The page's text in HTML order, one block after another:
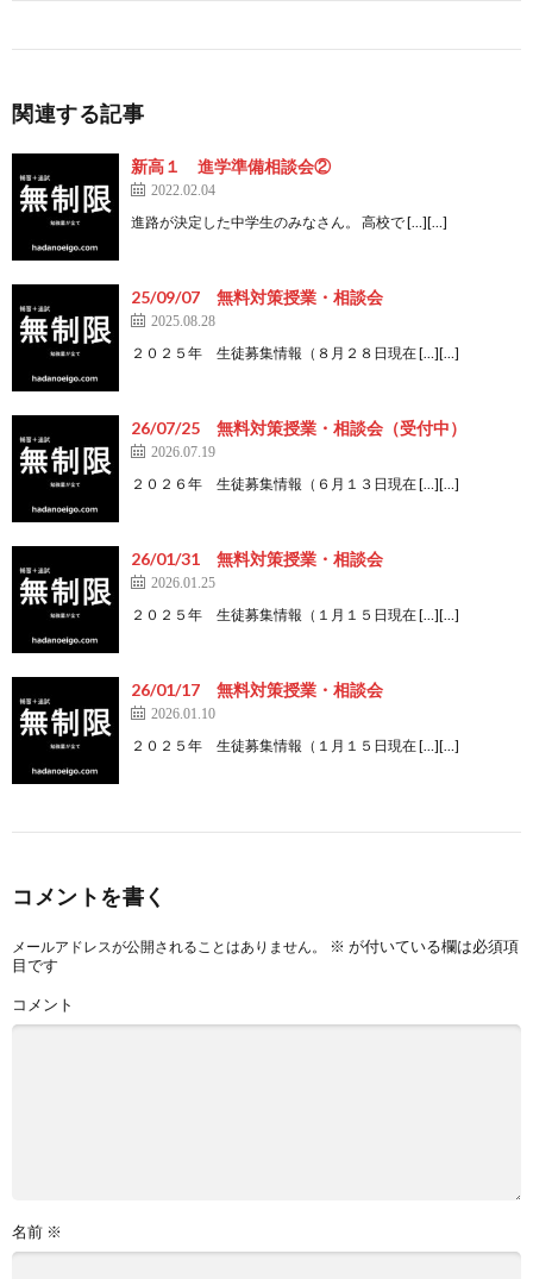
関連する記事
新高１ 進学準備相談会②
2022.02.04
進路が決定した中学生のみなさん。 高校で […][…]
25/09/07 無料対策授業・相談会
2025.08.28
２０２５年 生徒募集情報（８月２８日現在 […][…]
26/07/25 無料対策授業・相談会（受付中）
2026.07.19
２０２６年 生徒募集情報（６月１３日現在 […][…]
26/01/31 無料対策授業・相談会
2026.01.25
２０２５年 生徒募集情報（１月１５日現在 […][…]
26/01/17 無料対策授業・相談会
2026.01.10
２０２５年 生徒募集情報（１月１５日現在 […][…]
コメントを書く
メールアドレスが公開されることはありません。 ※ が付いている欄は必須項
目です
コメント
名前 ※